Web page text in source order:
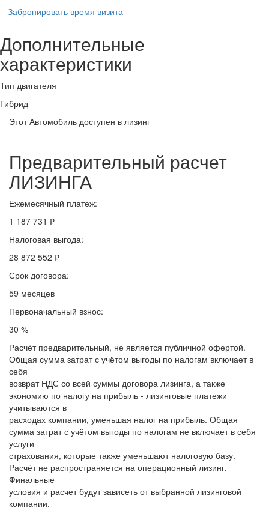
Забронировать время визита
Дополнительные
характеристики
Тип двигателя
Гибрид
Этот Автомобиль доступен в лизинг
Предварительный расчет
ЛИЗИНГА
Ежемесячный платеж:
1 187 731 ₽
Налоговая выгода:
28 872 552 ₽
Срок договора:
59 месяцев
Первоначальный взнос:
30 %
Расчёт предварительный, не является публичной офертой.
Общая сумма затрат с учётом выгоды по налогам включает в
себя
возврат НДС со всей суммы договора лизинга, а также
экономию по налогу на прибыль - лизинговые платежи
учитываются в
расходах компании, уменьшая налог на прибыль. Общая
сумма затрат с учётом выгоды по налогам не включает в себя
услуги
страхования, которые также уменьшают налоговую базу.
Расчёт не распространяется на операционный лизинг.
Финальные
условия и расчет будут зависеть от выбранной лизинговой
компании.